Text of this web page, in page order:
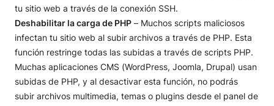
tu sitio web a través de la conexión SSH.
Deshabilitar la carga de PHP – Muchos scripts maliciosos
infectan tu sitio web al subir archivos a través de PHP. Esta
función restringe todas las subidas a través de scripts PHP.
Muchas aplicaciones CMS (WordPress, Joomla, Drupal) usan
subidas de PHP, y al desactivar esta función, no podrás
subir archivos multimedia, temas o plugins desde el panel de